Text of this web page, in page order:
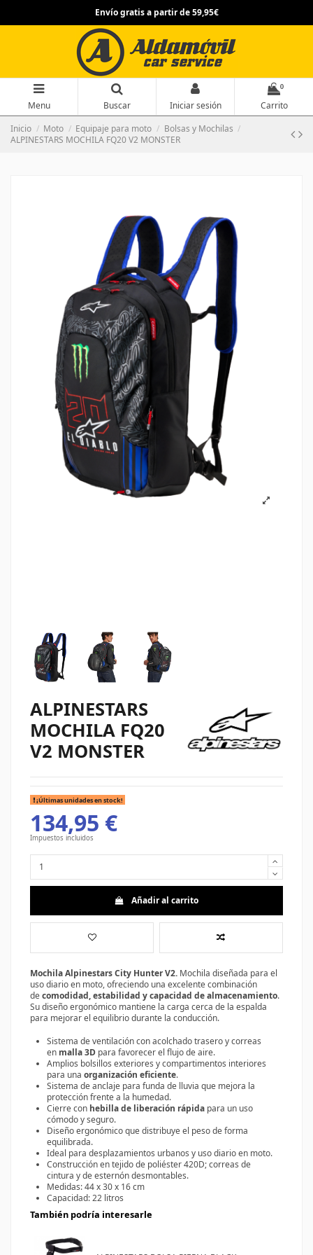
Envío gratis a partir de 59,95€
Menu Buscar Iniciar sesión
0
Carrito
Inicio
Moto Equipaje para moto
Bolsas y Mochilas
ALPINESTARS MOCHILA FQ20 V2 MONSTER
ALPINESTARS
MOCHILA FQ20
V2 MONSTER
¡Últimas unidades en stock!
134,95 €
Impuestos incluidos
Añadir al carrito
Mochila Alpinestars City Hunter V2. Mochila diseñada para el
uso diario en moto, ofreciendo una excelente combinación
decomodidad, estabilidad y capacidad de almacenamiento.
Su diseño ergonómico mantiene la carga cerca de la espalda
para mejorar el equilibrio durante la conducción.
Sistema de ventilación con acolchado trasero y correas
en malla 3D para favorecer el flujo de aire.
Amplios bolsillos exteriores y compartimentos interiores
para una organización eficiente.
Sistema de anclaje para funda de lluvia que mejora la
protección frente a la humedad.
Cierre con hebilla de liberación rápida para un uso
cómodo y seguro.
Diseño ergonómico que distribuye el peso de forma
equilibrada.
Ideal para desplazamientos urbanos y uso diario en moto.
Construcción en tejido de poliéster 420D; correas de
cintura y de esternón desmontables.
Medidas:44 x 30 x 16 cm
Capacidad: 22 litros
También podría interesarle